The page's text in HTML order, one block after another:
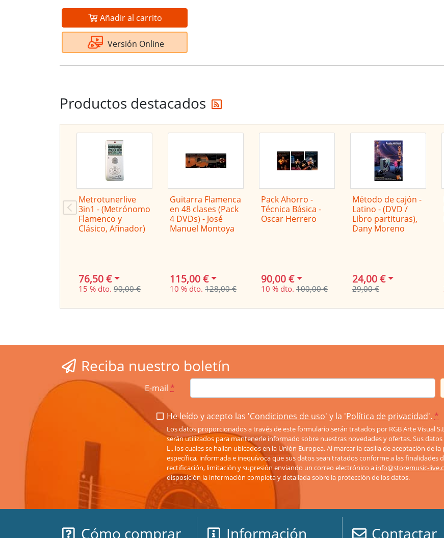
Añadir al carrito
Versión Online
Productos destacados
Metrotunerlive
3in1 - (Metrónomo
Flamenco y
Clásico, Afinador)
76,50 €
15 % dto. 90,00 €
Guitarra Flamenca
en 48 clases (Pack
4 DVDs) - José
Manuel Montoya
115,00 €
10 % dto. 128,00 €
Pack Ahorro -
Técnica Básica -
Oscar Herrero
90,00 €
10 % dto. 100,00 €
Método de cajón -
Latino - (DVD /
Libro partituras),
Dany Moreno
24,00 €
29,00 €
Reciba nuestro boletín
E-mail *
He leído y acepto las 'Condiciones de uso' y la 'Política de privacidad'. *
Los datos proporcionados a través de este formulario serán tratados por RGB Arte Visual
serán utilizados para mantenerle informado sobre nuestras novedades y ofertas. Sus
L., los cuales se hallan ubicados en la Unión Europea. Al marcar la casilla de aceptación de
específica, informada e inequívoca que sus datos sean tratados conforme a las finalidades
rectificación, limitación y supresión enviando un correo electrónico a info@storemusic-
disposición la información completa y detallada sobre la protección de los datos.
Cómo comprar Información Contactar